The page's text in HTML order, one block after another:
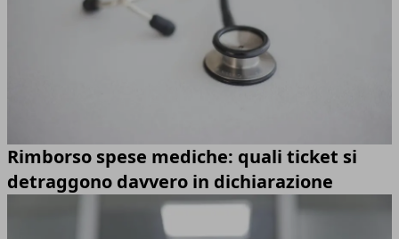
Rimborso spese mediche: quali ticket si
detraggono davvero in dichiarazione